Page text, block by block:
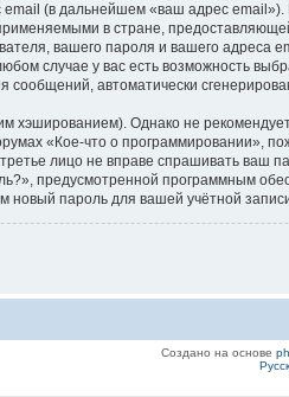
(в дальнейшем «ваш адрес
в стране,
вашего пароля и вашего адреса
случае у вас есть возможность
сообщений, автоматически
Однако не
«Кое-что о программировании»,
лицо не вправе спрашивать ваш
предусмотренной программным
новый пароль для вашей учётной
Создано на основе